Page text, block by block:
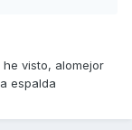
visto, alomejor
espalda